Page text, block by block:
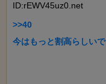
ID:rEWV45uz0.net
>>40
今はもっと割高らしいで